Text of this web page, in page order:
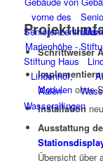
Schrittweiser
Modulenohne
Installation
Ausstattung
Übersicht über